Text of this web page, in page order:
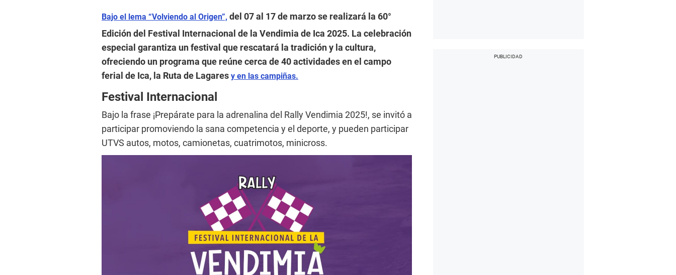
Bajo el lema “Volviendo al Origen”, del 07 al 17 de marzo se realizará la 60°
Edición del Festival Internacional de la Vendimia de Ica 2025. La celebración
especial garantiza un festival que rescatará la tradición y la cultura,
ofreciendo un programa que reúne cerca de 40 actividades en el campo
ferial de Ica, la Ruta de Lagares y en las campiñas.
Festival Internacional
Bajo la frase ¡Prepárate para la adrenalina del Rally Vendimia 2025!, se invitó a
participar promoviendo la sana competencia y el deporte, y pueden participar
UTVS autos, motos, camionetas, cuatrimotos, minicross.